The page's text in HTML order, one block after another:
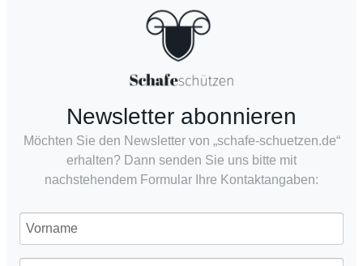
Newsletter abonnieren
Möchten Sie den Newsletter von „schafe-schuetzen.de“
erhalten? Dann senden Sie uns bitte mit
nachstehendem Formular Ihre Kontaktangaben: